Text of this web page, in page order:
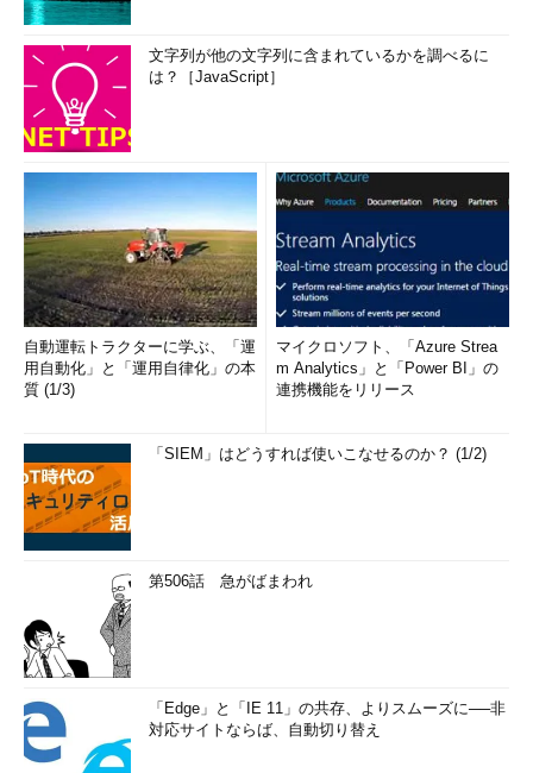
文字列が他の文字列に含まれているかを調べるに
は？［JavaScript］
自動運転トラクターに学ぶ、「運
用自動化」と「運用自律化」の本
質 (1/3)
マイクロソフト、「Azure Strea
m Analytics」と「Power BI」の
連携機能をリリース
「SIEM」はどうすれば使いこなせるのか？ (1/2)
第506話 急がばまわれ
「Edge」と「IE 11」の共存、よりスムーズに──非
対応サイトならば、自動切り替え